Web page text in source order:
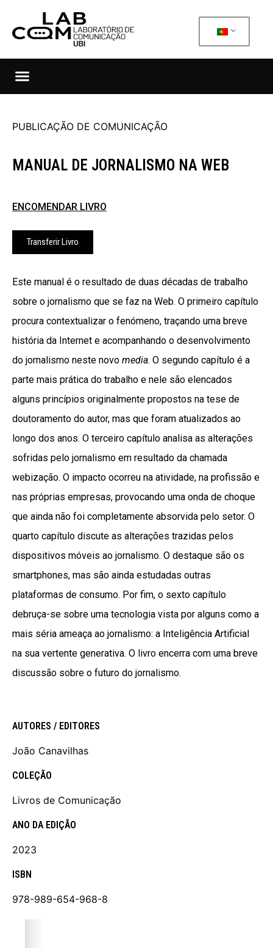
PUBLICAÇÃO DE COMUNICAÇÃO
MANUAL DE JORNALISMO NA WEB
ENCOMENDAR LIVRO
Transferir Livro
Este manual é o resultado de duas décadas de trabalho
sobre o jornalismo que se faz na Web. O primeiro capítulo
procura contextualizar o fenómeno, traçando uma breve
história da Internet e acompanhando o desenvolvimento
do jornalismo neste novo media. O segundo capítulo é a
parte mais prática do trabalho e nele são elencados
alguns princípios originalmente propostos na tese de
doutoramento do autor, mas que foram atualizados ao
longo dos anos. O terceiro capítulo analisa as alterações
sofridas pelo jornalismo em resultado da chamada
webização. O impacto ocorreu na atividade, na profissão e
nas próprias empresas, provocando uma onda de choque
que ainda não foi completamente absorvida pelo setor. O
quarto capítulo discute as alterações trazidas pelos
dispositivos móveis ao jornalismo. O destaque são os
smartphones, mas são ainda estudadas outras
plataformas de consumo. Por fim, o sexto capítulo
debruça-se sobre uma tecnologia vista por alguns como a
mais séria ameaça ao jornalismo: a Inteligência Artificial
na sua vertente generativa. O livro encerra com uma breve
discussão sobre o futuro do jornalismo.
AUTORES / EDITORES
João Canavilhas
COLEÇÃO
Livros de Comunicação
ANO DA EDIÇÃO
2023
ISBN
978-989-654-968-8